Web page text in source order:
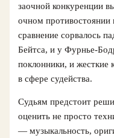
заочной конкуренции
очном противостоянии
сравнение сорвалось
Бейтса, и у Фурнье-
поклонники, и жесткие
в сфере судейства.
Судьям предстоит
оценить не просто
— музыкальность,